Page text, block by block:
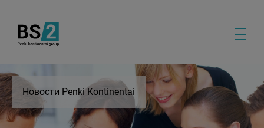
Новости Penki Kontinentai